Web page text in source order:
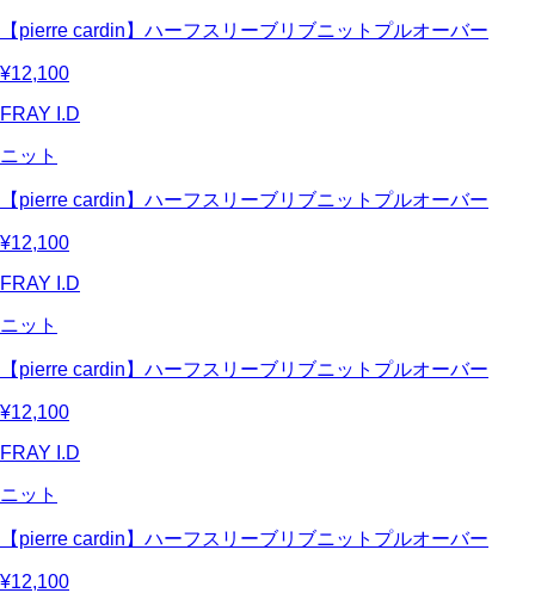
【pierre cardin】ハーフスリーブリブニットプルオーバー
¥12,100
FRAY I.D
ニット
【pierre cardin】ハーフスリーブリブニットプルオーバー
¥12,100
FRAY I.D
ニット
【pierre cardin】ハーフスリーブリブニットプルオーバー
¥12,100
FRAY I.D
ニット
【pierre cardin】ハーフスリーブリブニットプルオーバー
¥12,100